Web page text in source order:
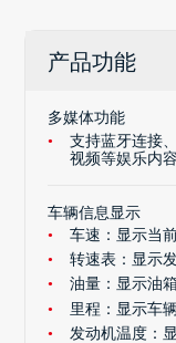
产品功能
多媒体功能
支持蓝牙连接
视频等娱乐内
车辆信息显示
车速：显示当
转速表：显示
油量：显示油
里程：显示车
发动机温度：